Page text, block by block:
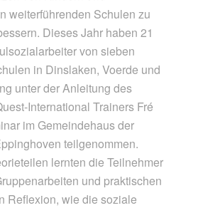
weiterführenden Schulen zu
Dieses Jahr haben 21
von sieben
in Dinslaken, Voerde und
unter der Anleitung des
International Trainers Fré
im Gemeindehaus der
teilgenommen.
lernten die Teilnehmer
und praktischen
Reflexion, wie die soziale